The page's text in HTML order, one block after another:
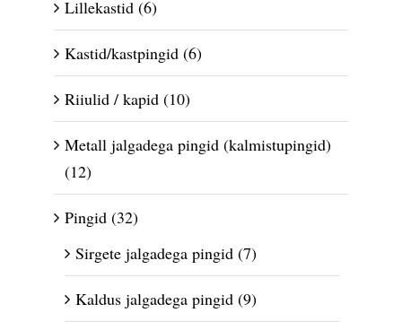
Lillekastid (6)
Kastid/kastpingid (6)
Riiulid / kapid (10)
Metall jalgadega pingid (kalmistupingid)
(12)
Pingid (32)
Sirgete jalgadega pingid (7)
Kaldus jalgadega pingid (9)